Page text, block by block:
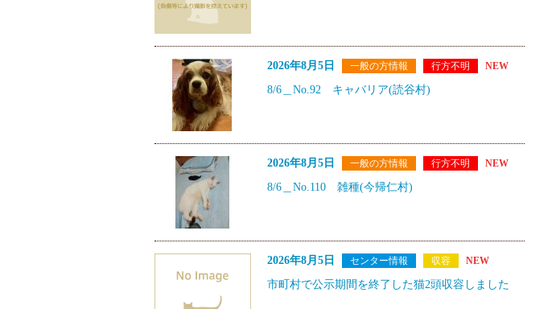
2026年8月5日 一般の方情報 行方不明 NEW
8/6＿No.92 キャバリア(読谷村)
2026年8月5日 一般の方情報 行方不明 NEW
8/6＿No.110 雑種(今帰仁村)
2026年8月5日 センター情報 収容 NEW
市町村で公示期間を終了した猫2頭収容しました